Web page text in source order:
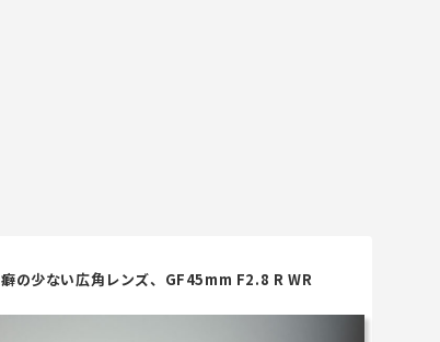
癖の少ない広角レンズ、GF45mm F2.8 R WR